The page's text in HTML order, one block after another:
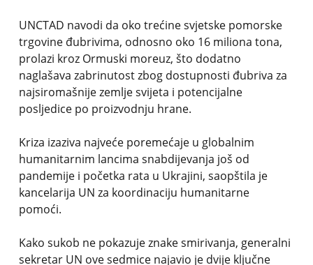
UNCTAD navodi da oko trećine svjetske pomorske
trgovine đubrivima, odnosno oko 16 miliona tona,
prolazi kroz Ormuski moreuz, što dodatno
naglašava zabrinutost zbog dostupnosti đubriva za
najsiromašnije zemlje svijeta i potencijalne
posljedice po proizvodnju hrane.
Kriza izaziva najveće poremećaje u globalnim
humanitarnim lancima snabdijevanja još od
pandemije i početka rata u Ukrajini, saopštila je
kancelarija UN za koordinaciju humanitarne
pomoći.
Kako sukob ne pokazuje znake smirivanja, generalni
sekretar UN ove sedmice najavio je dvije ključne